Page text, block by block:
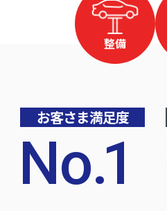
整備
お客さま満足度
No.1